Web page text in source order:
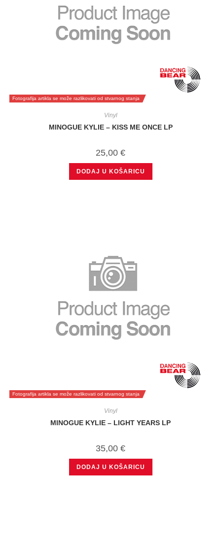
Fotografija artikla se može razlikovati od stvarnog stanja
Vinyl
MINOGUE KYLIE – KISS ME ONCE LP
25,00 €
DODAJ U KOŠARICU
Fotografija artikla se može razlikovati od stvarnog stanja
Vinyl
MINOGUE KYLIE – LIGHT YEARS LP
35,00 €
DODAJ U KOŠARICU